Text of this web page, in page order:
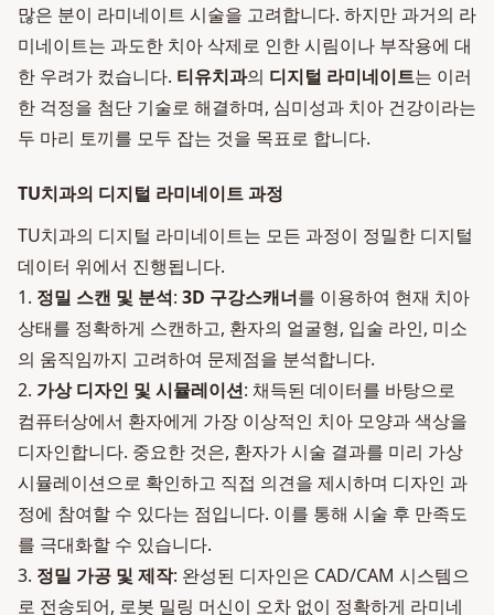
많은 분이 라미네이트 시술을 고려합니다. 하지만 과거의 라
미네이트는 과도한 치아 삭제로 인한 시림이나 부작용에 대
한 우려가 컸습니다. 티유치과의 디지털 라미네이트는 이러
한 걱정을 첨단 기술로 해결하며, 심미성과 치아 건강이라는
두 마리 토끼를 모두 잡는 것을 목표로 합니다.
TU치과의 디지털 라미네이트 과정
TU치과의 디지털 라미네이트는 모든 과정이 정밀한 디지털
데이터 위에서 진행됩니다.
1. 정밀 스캔 및 분석: 3D 구강스캐너를 이용하여 현재 치아
상태를 정확하게 스캔하고, 환자의 얼굴형, 입술 라인, 미소
의 움직임까지 고려하여 문제점을 분석합니다.
2. 가상 디자인 및 시뮬레이션: 채득된 데이터를 바탕으로
컴퓨터상에서 환자에게 가장 이상적인 치아 모양과 색상을
디자인합니다. 중요한 것은, 환자가 시술 결과를 미리 가상
시뮬레이션으로 확인하고 직접 의견을 제시하며 디자인 과
정에 참여할 수 있다는 점입니다. 이를 통해 시술 후 만족도
를 극대화할 수 있습니다.
3. 정밀 가공 및 제작: 완성된 디자인은 CAD/CAM 시스템으
로 전송되어, 로봇 밀링 머신이 오차 없이 정확하게 라미네